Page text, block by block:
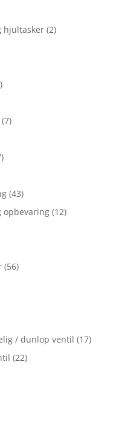
hjultasker (2)
(7)
(43)
opbevaring (12)
(56)
/ dunlop ventil (17)
(22)